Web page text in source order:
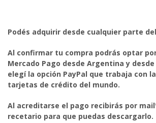
Podés adquirir desde cualquier parte
Al confirmar tu compra podrás optar
Mercado Pago desde Argentina y
elegí la opción PayPal que trabaja con
tarjetas de crédito del mundo.
Al acreditarse el pago recibirás por
recetario para que puedas descargarlo.